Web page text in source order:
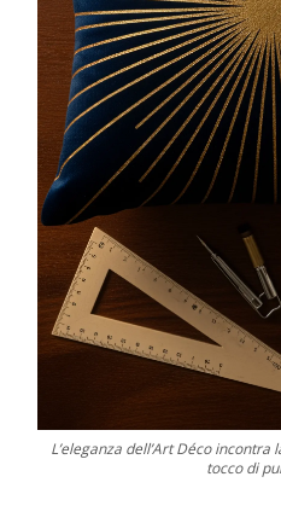
L’eleganza dell’Art Déco
tocco di